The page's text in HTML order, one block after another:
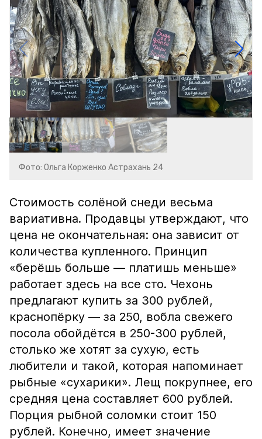
Фото: Ольга Корженко Астрахань 24
Стоимость солёной снеди весьма
вариативна. Продавцы утверждают, что
цена не окончательная: она зависит от
количества купленного. Принцип
«берёшь больше — платишь меньше»
работает здесь на все сто. Чехонь
предлагают купить за 300 рублей,
краснопёрку — за 250, вобла свежего
посола обойдётся в 250-300 рублей,
столько же хотят за сухую, есть
любители и такой, которая напоминает
рыбные «сухарики». Лещ покрупнее, его
средняя цена составляет 600 рублей.
Порция рыбной соломки стоит 150
рублей. Конечно, имеет значение